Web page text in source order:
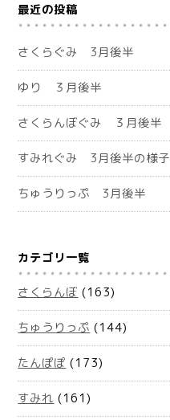
最近の投稿
さくらぐみ 3月後半
ゆり ３月後半
さくらんぼぐみ ３月後半
すみれぐみ 3月後半の様子
ちゅうりっぷ 3月後半
カテゴリ一覧
さくらんぼ (163)
ちゅうりっぷ (144)
たんぽぽ (173)
すみれ (161)